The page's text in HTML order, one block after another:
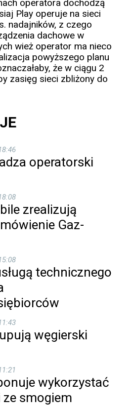
operatora dochodzą
Play operuje na sieci
nadajników, z czego
dachowe w
wież operator ma nieco
powyższego planu
że w ciągu 2
zasięg sieci zbliżony do
operatorski
zrealizują
Gaz-
technicznego
węgierski
wykorzystać
smogiem